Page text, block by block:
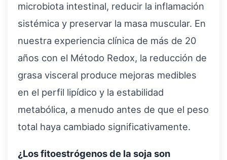
microbiota intestinal, reducir la inflamación
sistémica y preservar la masa muscular. En
nuestra experiencia clínica de más de 20
años con el Método Redox, la reducción de
grasa visceral produce mejoras medibles
en el perfil lipídico y la estabilidad
metabólica, a menudo antes de que el peso
total haya cambiado significativamente.
¿Los fitoestrógenos de la soja son